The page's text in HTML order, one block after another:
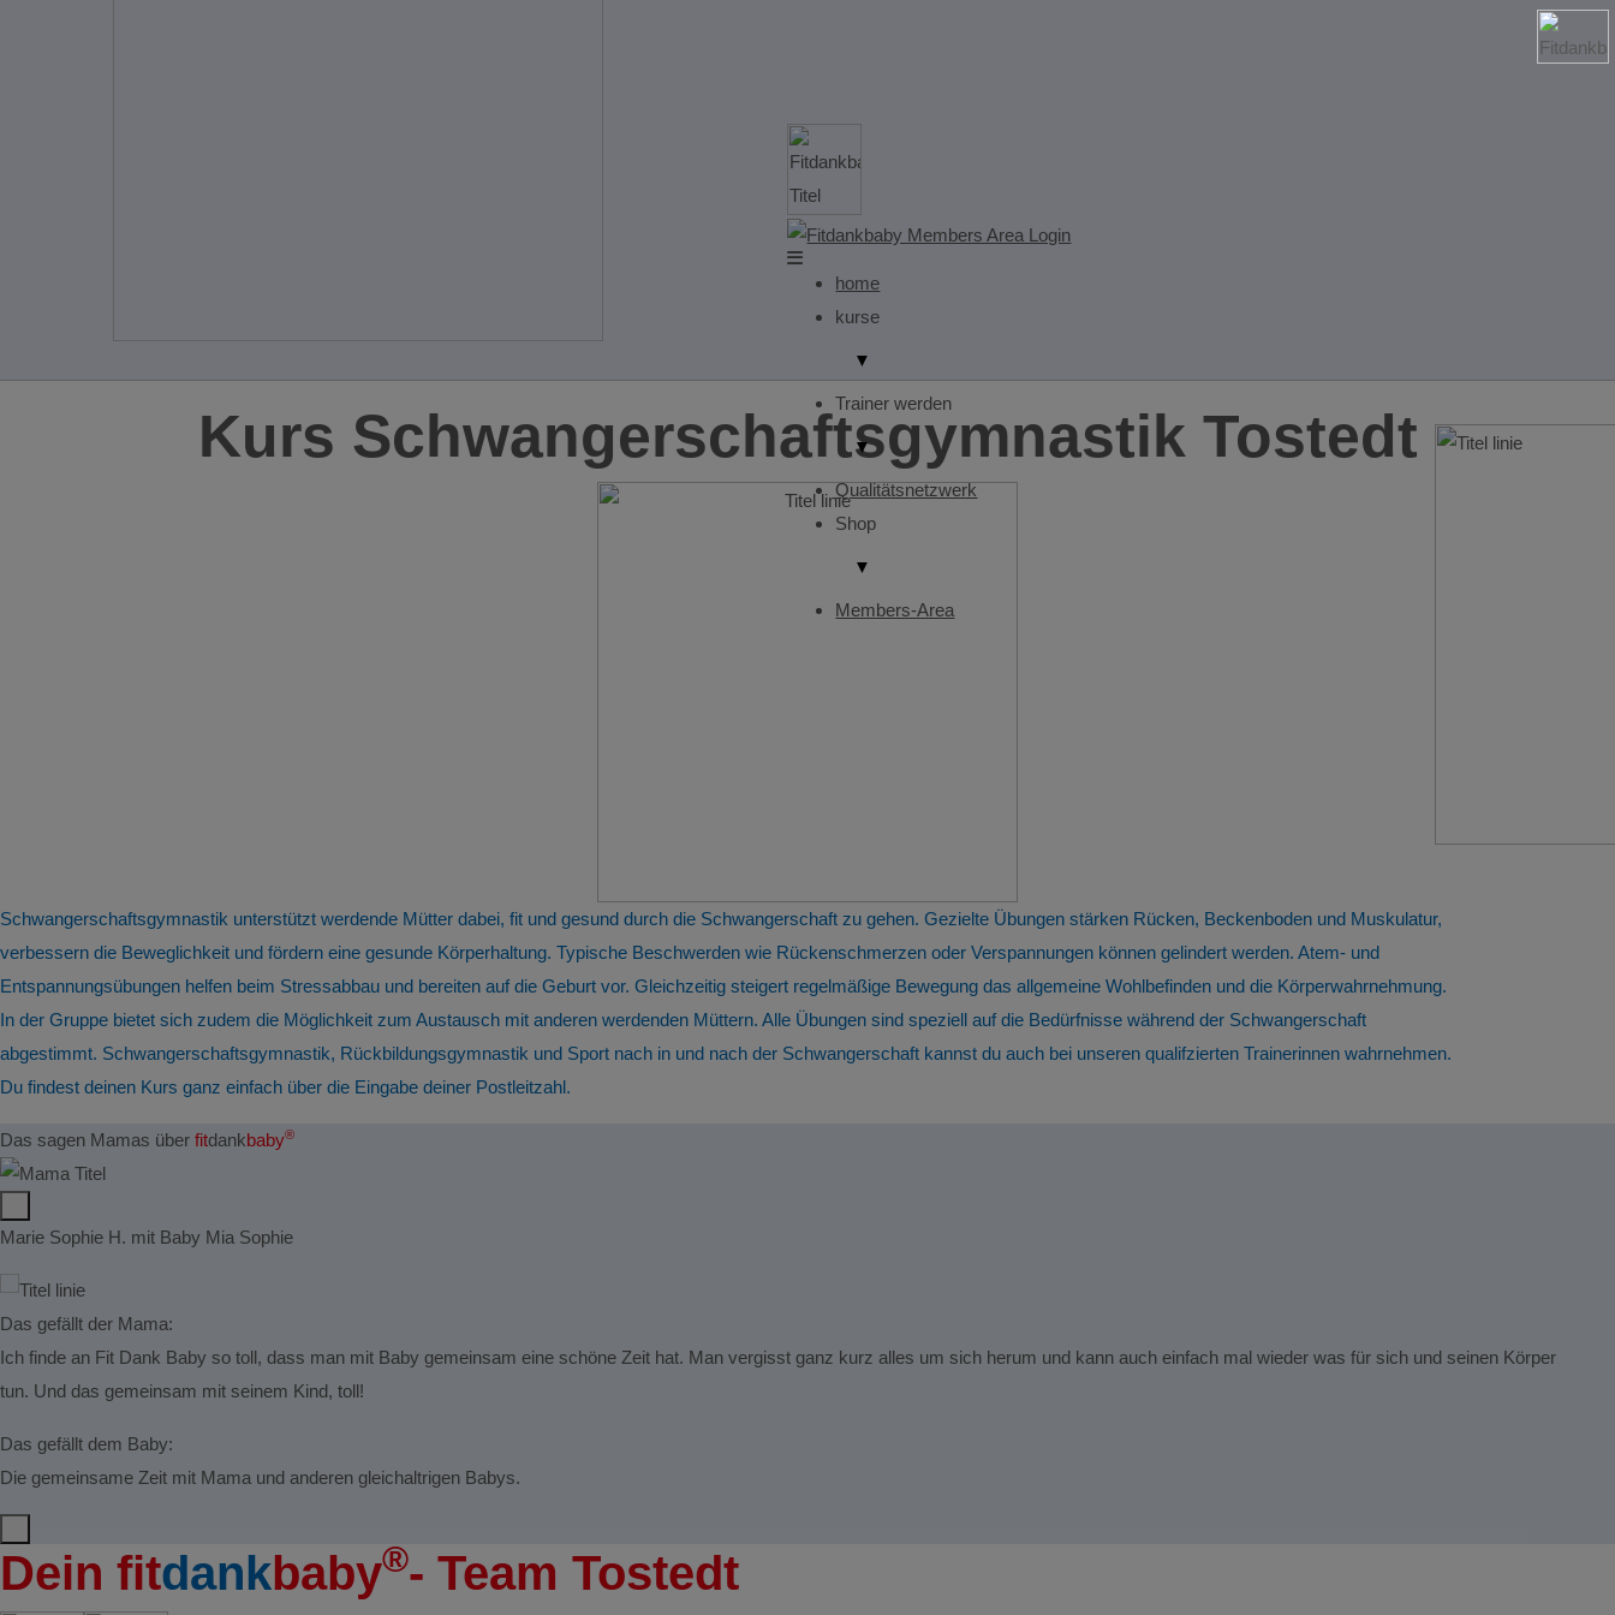
home
kurse
▼
Trainer werden
▼
Qualitätsnetzwerk
Shop
▼
Members-Area
Kurs Schwangerschaftsgymnastik Tostedt
Schwangerschaftsgymnastik unterstützt werdende Mütter dabei, fit und gesund durch die Schwangerschaft zu gehen. Gezielte Übungen stärken Rücken, Beckenboden und Muskulatur,
verbessern die Beweglichkeit und fördern eine gesunde Körperhaltung. Typische Beschwerden wie Rückenschmerzen oder Verspannungen können gelindert werden. Atem- und
Entspannungsübungen helfen beim Stressabbau und bereiten auf die Geburt vor. Gleichzeitig steigert regelmäßige Bewegung das allgemeine Wohlbefinden und die Körperwahrnehmung.
In der Gruppe bietet sich zudem die Möglichkeit zum Austausch mit anderen werdenden Müttern. Alle Übungen sind speziell auf die Bedürfnisse während der Schwangerschaft
abgestimmt. Schwangerschaftsgymnastik, Rückbildungsgymnastik und Sport nach in und nach der Schwangerschaft kannst du auch bei unseren qualifzierten Trainerinnen wahrnehmen.
Du findest deinen Kurs ganz einfach über die Eingabe deiner Postleitzahl.
Das sagen Mamas über fitdankbaby®
Marie Sophie H. mit Baby Mia Sophie
Das gefällt der Mama:
Ich finde an Fit Dank Baby so toll, dass man mit Baby gemeinsam eine schöne Zeit hat. Man vergisst ganz kurz alles um sich herum und kann auch einfach mal wieder was für sich und seinen Körper
tun. Und das gemeinsam mit seinem Kind, toll!
Das gefällt dem Baby:
Die gemeinsame Zeit mit Mama und anderen gleichaltrigen Babys.
Dein fitdankbaby®- Team Tostedt